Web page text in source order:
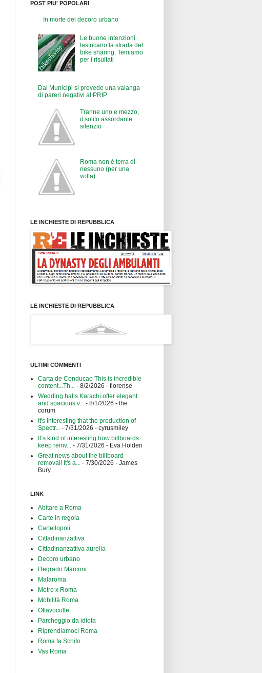
POST PIU' POPOLARI
In morte del decoro urbano
Le buone intenzioni
lastricano la strada del
bike sharing. Temiamo
per i risultati
Dai Municipi si prevede una valanga
di pareri negativi al PRIP
Tranne uno e mezzo,
il solito assordante
silenzio
Roma non è terra di
nessuno (per una
volta)
LE INCHIESTE DI REPUBBLICA
LE INCHIESTE DI REPUBBLICA
ULTIMI COMMENTI
Carta de Conducao This is incredible
content...Th... - 8/2/2026 - florense
Wedding halls Karachi offer elegant
and spacious v... - 8/1/2026 - the
corum
It's interesting that the production of
Spectr... - 7/31/2026 - cyrusmiley
It’s kind of interesting how billboards
keep reinv... - 7/31/2026 - Eva Holden
Great news about the billboard
removal! It's a... - 7/30/2026 - James
Bury
LINK
Abitare a Roma
Carte in regola
Cartellopoli
Cittadinanzattiva
Cittadinanzattiva aurelia
Decoro urbano
Degrado Marconi
Malaroma
Metro x Roma
Mobilità Roma
Ottavocolle
Parcheggio da idiota
Riprendiamoci Roma
Roma fa Schifo
Vas Roma